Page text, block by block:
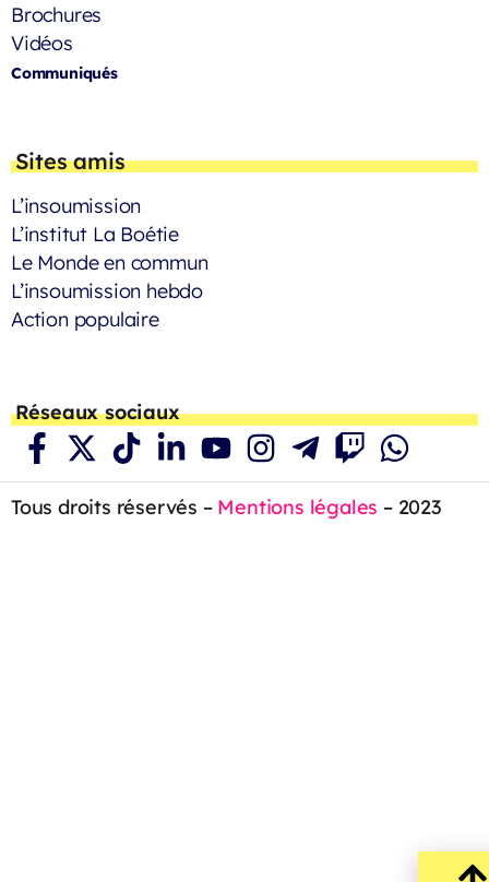
Brochures
Vidéos
Communiqués
Sites amis
L’insoumission
L’institut La Boétie
Le Monde en commun
L’insoumission hebdo
Action populaire
Réseaux sociaux
Tous droits réservés – Mentions légales – 2023